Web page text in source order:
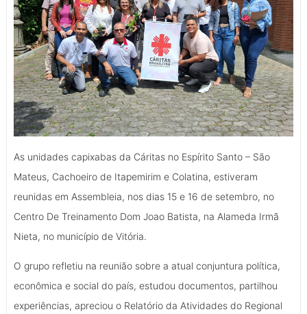
As unidades capixabas da Cáritas no Espírito Santo – São
Mateus, Cachoeiro de Itapemirim e Colatina, estiveram
reunidas em Assembleia, nos dias 15 e 16 de setembro, no
Centro De Treinamento Dom Joao Batista, na Alameda Irmã
Nieta, no município de Vitória.
O grupo refletiu na reunião sobre a atual conjuntura política,
econômica e social do país, estudou documentos, partilhou
experiências, apreciou o Relatório da Atividades do Regional